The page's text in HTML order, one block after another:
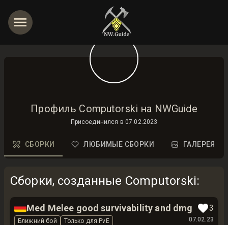
Профиль Computorski на NWGuide
Присоединился в 07.02.2023
СБОРКИ ЛЮБИМЫЕ СБОРКИ ГАЛЕРЕЯ
Сборки, созданные Computorski:
🇩🇪Med Melee good survivability and dmg 3
Ближний бой Только для PvE 07.02.23